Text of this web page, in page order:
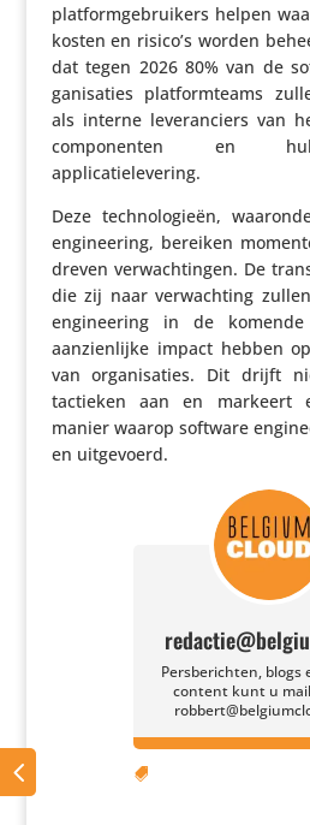
plat­form­ge­brui­kers helpen
kosten en risico’s worden
dat tegen 2026 80% van de
ga­ni­sa­ties plat­form­teams
als interne leve­ran­ciers van
compo­nenten en
applicatielevering.
Deze tech­no­lo­gieën,
engi­nee­ring, bereiken
dreven verwach­tingen. De
die zij naar verwach­ting
engi­nee­ring in de
aanzien­lijke impact hebben
van orga­ni­sa­ties. Dit drijft
tactieken aan en markeert
manier waarop software
en uitgevoerd.
Persberichten, blogs
content kunt u
